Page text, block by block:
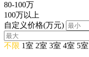
80-100万
100万以上
自定义价格(万元)
不限 1室 2室 3室 4室 5室